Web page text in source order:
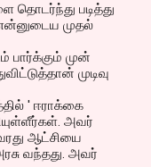
தொடர்ந்து படித்து
முதல்
பார்க்கும் முன்
முடிவு
' ஈராக்கை
அவர்
ஆட்சியை
வந்தது. அவர்